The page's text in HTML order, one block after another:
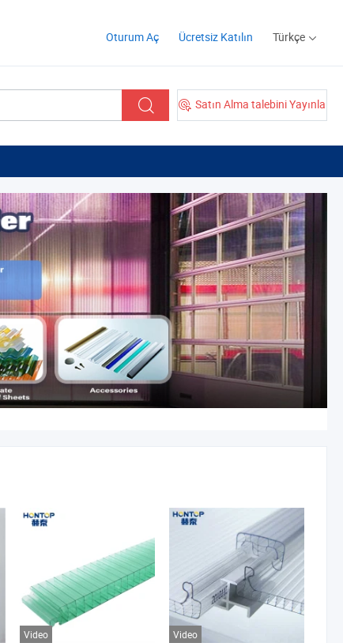
Oturum Aç Ücretsiz Katılın Türkçe
Satın Alma talebini Yayınla
Video Video